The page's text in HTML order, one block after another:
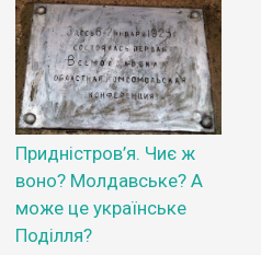
Придністров’я. Чиє ж
воно? Молдавське? А
може це українське
Поділля?